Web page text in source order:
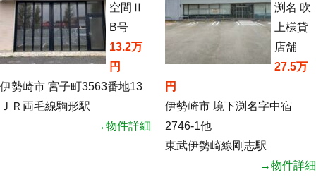
空間Ⅱ
B号
13.2万
円
伊勢崎市 宮子町3563番地13
ＪＲ両毛線駒形駅
→物件詳細
渕名 吹
上様貸
店舗
27.5万
円
伊勢崎市 境下渕名字中宿
2746-1他
東武伊勢崎線剛志駅
→物件詳細